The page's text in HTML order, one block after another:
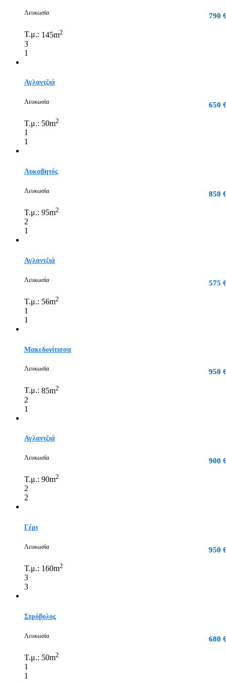
Λευκωσία 790
Τ.μ.: 145m2
3
1
Αγλαντζιά
Λευκωσία 650
Τ.μ.: 50m2
1
1
Λυκαβητός
Λευκωσία 850
Τ.μ.: 95m2
2
1
Αγλαντζιά
Λευκωσία 575
Τ.μ.: 56m2
1
1
Μακεδονίτισσα
Λευκωσία 950
Τ.μ.: 85m2
2
1
Αγλαντζιά
Λευκωσία 900
Τ.μ.: 90m2
2
2
Γέρι
Λευκωσία 950
Τ.μ.: 160m2
3
3
Στρόβολος
Λευκωσία 680
Τ.μ.: 50m2
1
1